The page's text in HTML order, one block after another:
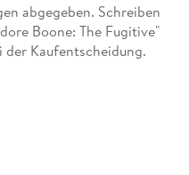
abgegeben. Schreiben
Boone: The Fugitive"
der Kaufentscheidung.